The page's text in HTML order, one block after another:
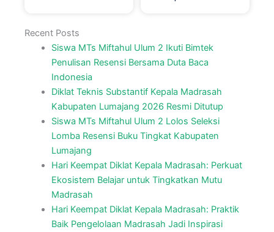
Recent Posts
Siswa MTs Miftahul Ulum 2 Ikuti Bimtek
Penulisan Resensi Bersama Duta Baca
Indonesia
Diklat Teknis Substantif Kepala Madrasah
Kabupaten Lumajang 2026 Resmi Ditutup
Siswa MTs Miftahul Ulum 2 Lolos Seleksi
Lomba Resensi Buku Tingkat Kabupaten
Lumajang
Hari Keempat Diklat Kepala Madrasah: Perkuat
Ekosistem Belajar untuk Tingkatkan Mutu
Madrasah
Hari Keempat Diklat Kepala Madrasah: Praktik
Baik Pengelolaan Madrasah Jadi Inspirasi